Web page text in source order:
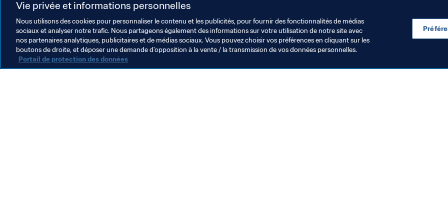
Pour toute autre question sur la billetterie, contactez le service client par e-mail à l'adresse :
Vie privée et informations personnelles
Nous utilisons des cookies pour personnaliser le contenu et les publicités, pour fournir des fonctionnalités de médias
sociaux et analyser notre trafic. Nous partageons également des informations sur votre utilisation de notre site avec
nos partenaires analytiques, publicitaires et de médias sociaux. Vous pouvez choisir vos préférences en cliquant sur les
boutons de droite, et déposer une demande d’opposition à la vente / la transmission de vos données personnelles.
Portail de protection des données